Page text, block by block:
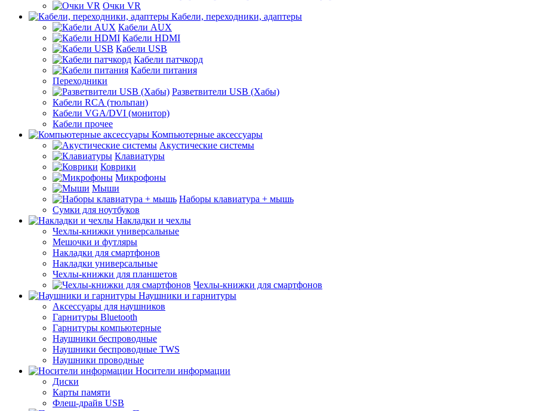
Очки VR
Кабели, переходники, адаптеры
Кабели AUX
Кабели HDMI
Кабели USB
Кабели патчкорд
Кабели питания
Переходники
Разветвители USB (Хабы)
Кабели RCA (тюльпан)
Кабели VGA/DVI (монитор)
Кабели прочее
Компьютерные аксессуары
Акустические системы
Клавиатуры
Коврики
Микрофоны
Мыши
Наборы клавиатура + мышь
Сумки для ноутбуков
Накладки и чехлы
Чехлы-книжки универсальные
Мешочки и футляры
Накладки для смартфонов
Накладки универсальные
Чехлы-книжки для планшетов
Чехлы-книжки для смартфонов
Наушники и гарнитуры
Аксессуары для наушников
Гарнитуры Bluetooth
Гарнитуры компьютерные
Наушники беспроводные
Наушники беспроводные TWS
Наушники проводные
Носители информации
Диски
Карты памяти
Флеш-драйв USB